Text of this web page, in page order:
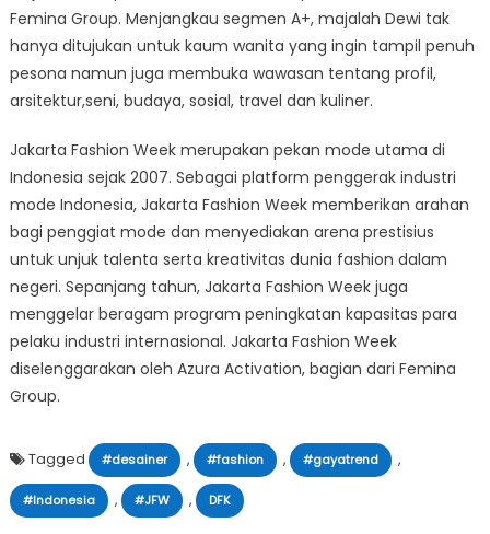
Femina Group. Menjangkau segmen A+, majalah Dewi tak
hanya ditujukan untuk kaum wanita yang ingin tampil penuh
pesona namun juga membuka wawasan tentang profil,
arsitektur,seni, budaya, sosial, travel dan kuliner.
Jakarta Fashion Week merupakan pekan mode utama di
Indonesia sejak 2007. Sebagai platform penggerak industri
mode Indonesia, Jakarta Fashion Week memberikan arahan
bagi penggiat mode dan menyediakan arena prestisius
untuk unjuk talenta serta kreativitas dunia fashion dalam
negeri. Sepanjang tahun, Jakarta Fashion Week juga
menggelar beragam program peningkatan kapasitas para
pelaku industri internasional. Jakarta Fashion Week
diselenggarakan oleh Azura Activation, bagian dari Femina
Group.
Tagged #desainer , #fashion , #gayatrend ,
#Indonesia , #JFW , DFK